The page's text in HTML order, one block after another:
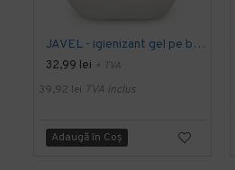
JAVEL - igienizant gel pe baza de clor 5 L AQAS
32,99 lei + TVA
39,92 lei TVA inclus
Adaugă în Coş